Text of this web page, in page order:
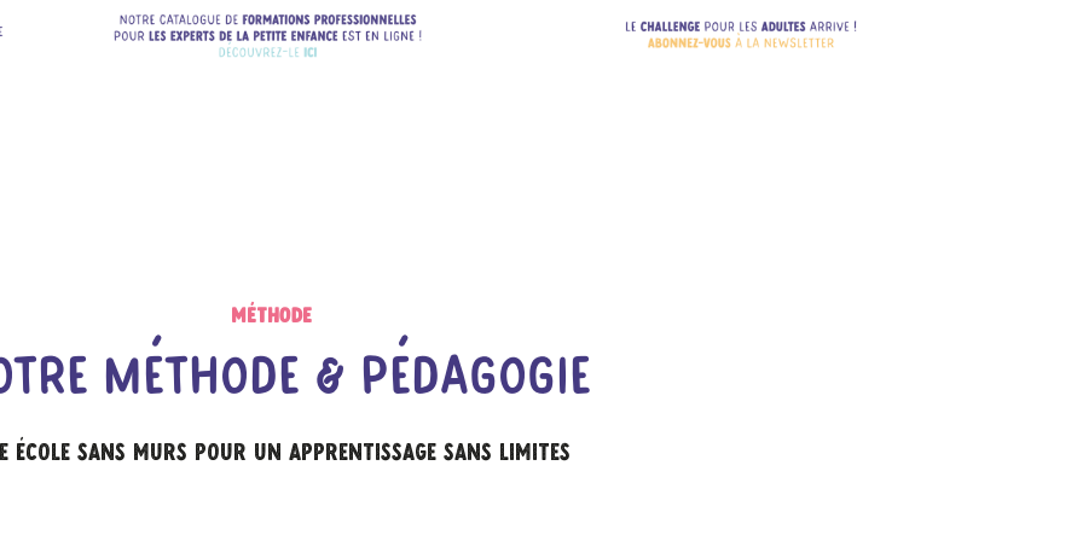
Méthode
Méthode & Pédagogie
école sans murs pour un apprentissage sans limites